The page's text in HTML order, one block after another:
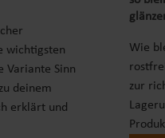
wichtigsten
Variante Sinn
deinem
erklärt und
Wie
zur